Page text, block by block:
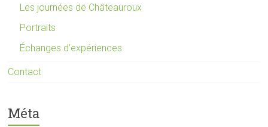
Les journées de Châteauroux
Portraits
Échanges d’expériences
Contact
Méta